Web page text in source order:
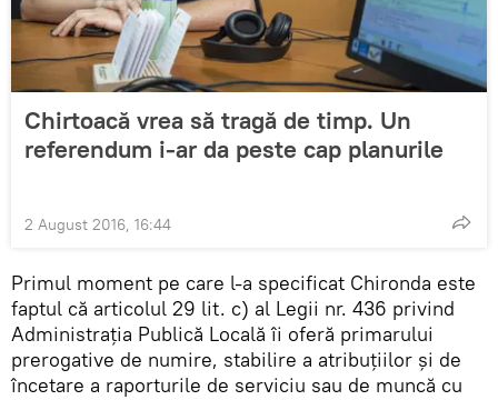
Chirtoacă vrea să tragă de timp. Un
referendum i-ar da peste cap planurile
2 August 2016, 16:44
Primul moment pe care l-a specificat Chironda este
faptul că articolul 29 lit. c) al Legii nr. 436 privind
Administrația Publică Locală îi oferă primarului
prerogative de numire, stabilire a atribuţiilor şi de
încetare a raporturile de serviciu sau de muncă cu